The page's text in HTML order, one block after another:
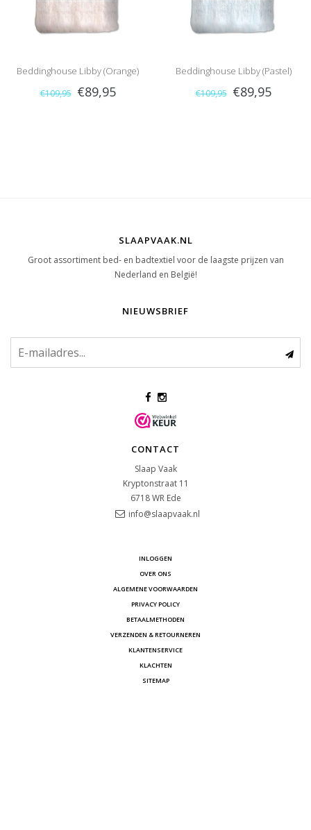
Beddinghouse Libby (Orange)
€109,95 €89,95
Beddinghouse Libby (Pastel)
€109,95 €89,95
SLAAPVAAK.NL
Groot assortiment bed- en badtextiel voor de laagste prijzen van
Nederland en België!
NIEUWSBRIEF
CONTACT
Slaap Vaak
Kryptonstraat 11
6718 WR Ede
info@slaapvaak.nl
INLOGGEN
OVER ONS
ALGEMENE VOORWAARDEN
PRIVACY POLICY
BETAALMETHODEN
VERZENDEN & RETOURNEREN
KLANTENSERVICE
KLACHTEN
SITEMAP